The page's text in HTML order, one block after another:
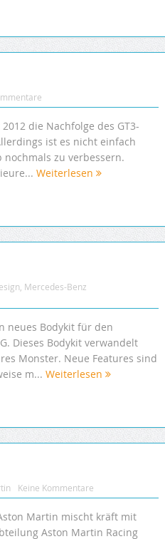
die Nachfolge des GT3-
ist es nicht einfach
zu verbessern.
Weiterlesen
Mercedes-Benz
neues Bodykit für den
Dieses Bodykit verwandelt
Monster. Neue Features sind
m... Weiterlesen
Keine Kommentare
Martin mischt kräft mit
Aston Martin Racing